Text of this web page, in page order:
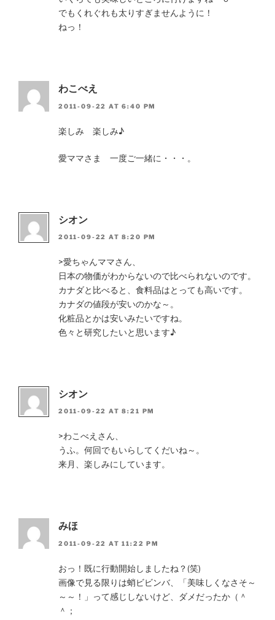
でもくれぐれも太りすぎませんように！
ねっ！
わこべえ
2011-09-22 AT 6:40 PM
楽しみ 楽しみ♪
愛ママさま 一度ご一緒に・・・。
シオン
2011-09-22 AT 8:20 PM
>愛ちゃんママさん、
日本の物価がわからないので比べられないのです。
カナダと比べると、食料品はとっても高いです。
カナダの値段が安いのかな～。
化粧品とかは安いみたいですね。
色々と研究したいと思います♪
シオン
2011-09-22 AT 8:21 PM
>わこべえさん、
うふ。何回でもいらしてくだいね～。
来月、楽しみにしています。
みほ
2011-09-22 AT 11:22 PM
おっ！既に行動開始しましたね？(笑)
画像で見る限りは蛸ビビンバ、「美味しくなさそ～
～～！」って感じしないけど、ダメだったか（＾
＾；